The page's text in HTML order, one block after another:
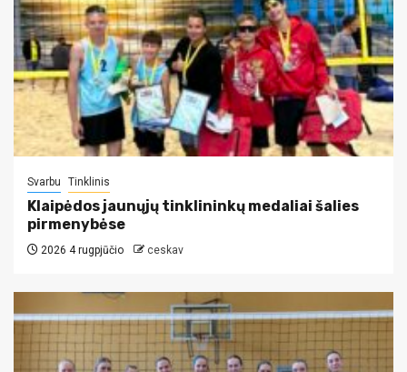
Svarbu Tinklinis
Klaipėdos jaunųjų tinklininkų medaliai šalies
pirmenybėse
2026 4 rugpjūčio ceskav